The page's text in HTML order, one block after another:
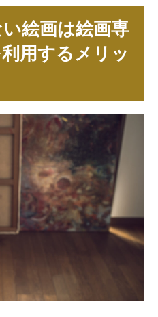
絵画は絵画専
用するメリッ